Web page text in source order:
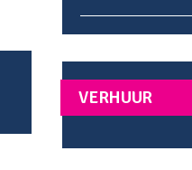
VERHUUR